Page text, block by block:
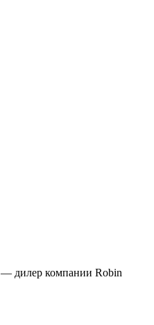
— дилер компании Robin